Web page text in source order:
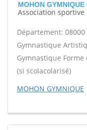
MOHON
Association sportive
Département: 08000
Gymnastique
Gymnastique
(si scolacolarisé)
MOHON GYMNIQUE